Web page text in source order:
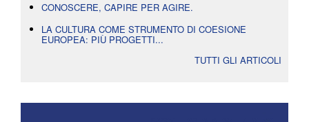
CONOSCERE, CAPIRE PER AGIRE.
LA CULTURA COME STRUMENTO DI COESIONE
EUROPEA: PIÙ PROGETTI...
TUTTI GLI ARTICOLI